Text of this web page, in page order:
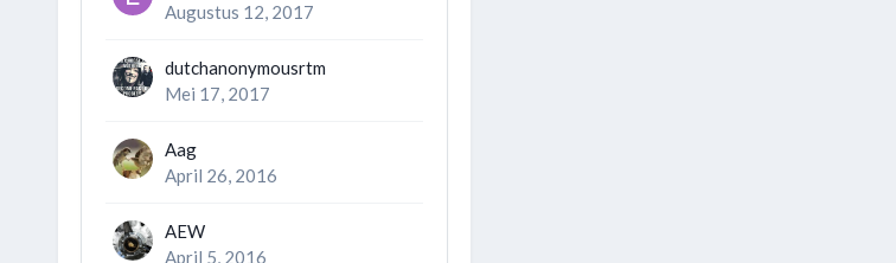
Augustus 12, 2017
dutchanonymousrtm
Mei 17, 2017
Aag
April 26, 2016
AEW
April 5, 2016